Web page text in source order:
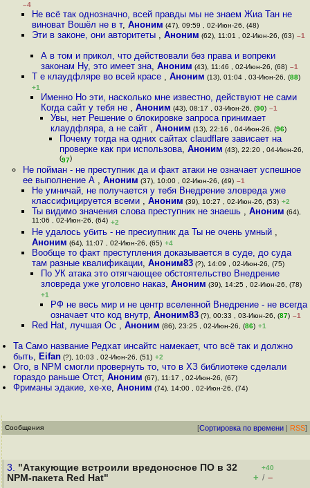
–4
Не всё так однозначно, всей правды мы не знаем Жиа Тан не
виноват Вошёл не в т, Аноним (47), 09:59 , 02-Июн-26, (48)
Эти в законе, они авторитеты , Аноним (62), 11:01 , 02-Июн-26, (63) –1
А в том и прикол, что действовали без права и вопреки
законам Ну, это имеет зна,Аноним (43), 11:46 , 02-Июн-26, (68) –1
Т е клаудфляре во всей красе , Аноним (13), 01:04 , 03-Июн-26, (88)
+1
Именно Но эти, насколько мне известно, действуют не сами
Когда сайт у тебя не ,Аноним (43), 08:17 , 03-Июн-26, (90) –1
Увы, нет Решение о блокировке запроса принимает
клаудфляра, а не сайт , Аноним (13), 22:16 , 04-Июн-26, (96)
Почему тогда на одних сайтах claudflare зависает на
проверке как при использова, Аноним (43), 22:20 , 04-Июн-26,
(97)
Не пойман - не преступник да и факт атаки не означает успешное
ее выполнение А , Аноним (37), 10:00 , 02-Июн-26, (49) –1
Не умничай, не получается у тебя Внедрение зловреда уже
классифицируется всеми , Аноним (39), 10:27 , 02-Июн-26, (53) +2
Ты видимо значения слова преступник не знаешь , Аноним (64),
11:06 , 02-Июн-26, (64) +2
Не удалось убить - не пресиупник да Ты не очень умный ,
Аноним (64), 11:07 , 02-Июн-26, (65) +4
Вообще то факт преступления доказывается в суде, до суда
там разные квалификации, Аноним83(?), 14:09 , 02-Июн-26, (75)
По УК атака это отягчающее обстоятельство Внедрение
зловреда уже уголовно наказ,Аноним (39), 14:25 , 02-Июн-26, (78)
+1
РФ не весь мир и не центр вселенной Внедрение - не всегда
означает что код внутр, Аноним83(?), 00:33 , 03-Июн-26, (87) –1
Red Hat, лучшая Ос , Аноним (86), 23:25 , 02-Июн-26, (86) +1
Та Само название Редхат инсайтс намекает, что всё так и должно
быть, Eifan (?), 10:03 , 02-Июн-26, (51) +2
Ого, в NPM смогли провернуть то, что в ХЗ библиотеке сделали
гораздо раньше Отст,Аноним (67), 11:17 , 02-Июн-26, (67)
Фриманы эдакие, хе-хе,Аноним (74), 14:00 , 02-Июн-26, (74)
Сообщения [Сортировка по времени | RSS]
3. "Атакующие встроили вредоносное ПО в 32
NPM-пакета Red Hat"
+40
+ / –